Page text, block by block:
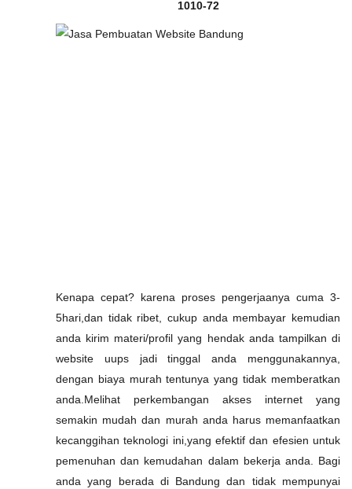
1010-72
Kenapa cepat? karena proses pengerjaanya cuma 3-
5hari,dan tidak ribet, cukup anda membayar kemudian
anda kirim materi/profil yang hendak anda tampilkan di
website uups jadi tinggal anda menggunakannya,
dengan biaya murah tentunya yang tidak memberatkan
anda.Melihat perkembangan akses internet yang
semakin mudah dan murah anda harus memanfaatkan
kecanggihan teknologi ini,yang efektif dan efesien untuk
pemenuhan dan kemudahan dalam bekerja anda. Bagi
anda yang berada di Bandung dan tidak mempunyai